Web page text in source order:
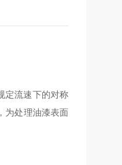
定流速下的对称
为处理油漆表面